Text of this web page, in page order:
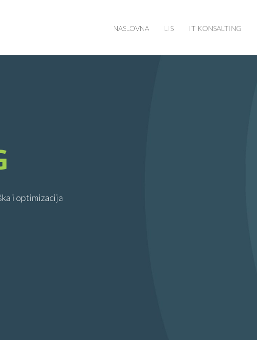
NASLOVNA LIS IT KONSALTING
i optimizacija